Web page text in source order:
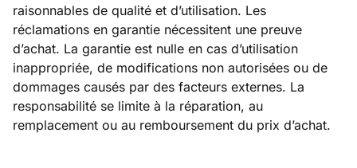
raisonnables de qualité et d’utilisation. Les
réclamations en garantie nécessitent une preuve
d’achat. La garantie est nulle en cas d’utilisation
inappropriée, de modifications non autorisées ou de
dommages causés par des facteurs externes. La
responsabilité se limite à la réparation, au
remplacement ou au remboursement du prix d’achat.